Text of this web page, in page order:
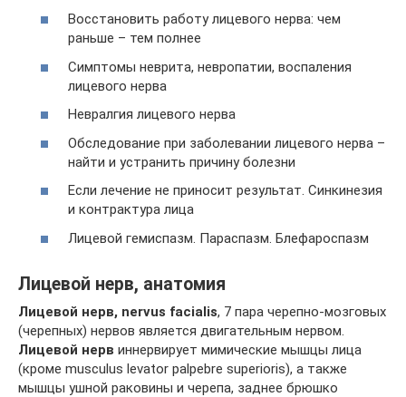
Восстановить работу лицевого нерва: чем
раньше – тем полнее
Симптомы неврита, невропатии, воспаления
лицевого нерва
Невралгия лицевого нерва
Обследование при заболевании лицевого нерва –
найти и устранить причину болезни
Если лечение не приносит результат. Синкинезия
и контрактура лица
Лицевой гемиспазм. Параспазм. Блефароспазм
Лицевой нерв, анатомия
Лицевой нерв, nervus facialis, 7 пара черепно-мозговых
(черепных) нервов является двигательным нервом.
Лицевой нерв иннервирует мимические мышцы лица
(кроме musculus levator palpebre superioris), а также
мышцы ушной раковины и черепа, заднее брюшко